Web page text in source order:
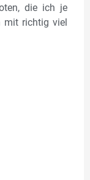
die ich je
mit richtig viel